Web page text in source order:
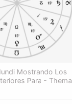
Mostrando Los
Para - Thema